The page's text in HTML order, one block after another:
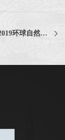
成都博物馆2019环球自然日四川赛区会场氛围营造服务项目比选公告